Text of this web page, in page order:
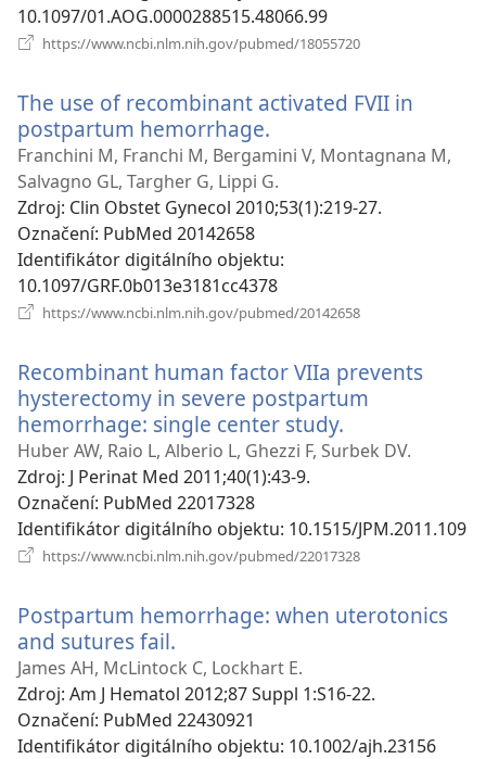
10.1097/01.AOG.0000288515.48066.99
https://www.ncbi.nlm.nih.gov/pubmed/18055720
The use of recombinant activated FVII in
postpartum hemorrhage.
nové
okno)
Franchini M, Franchi M, Bergamini V, Montagnana M,
Salvagno GL, Targher G, Lippi G.
Zdroj‎: Clin Obstet Gynecol 2010;53(1):219-27.
Označení‎: PubMed 20142658
Identifikátor digitálního objektu‎:
10.1097/GRF.0b013e3181cc4378
https://www.ncbi.nlm.nih.gov/pubmed/20142658
Recombinant human factor VIIa prevents
hysterectomy in severe postpartum
hemorrhage: single center study.
nové
Huber AW, Raio L, Alberio L, Ghezzi F, Surbek DV.
Zdroj‎: J Perinat Med 2011;40(1):43-9.
Označení‎: PubMed 22017328
Identifikátor digitálního objektu‎: 10.1515/JPM.2011.109
https://www.ncbi.nlm.nih.gov/pubmed/22017328
Postpartum hemorrhage: when uterotonics
and sutures fail.
nové
okno)
James AH, McLintock C, Lockhart E.
Zdroj‎: Am J Hematol 2012;87 Suppl 1:S16-22.
Označení‎: PubMed 22430921
Identifikátor digitálního objektu‎: 10.1002/ajh.23156